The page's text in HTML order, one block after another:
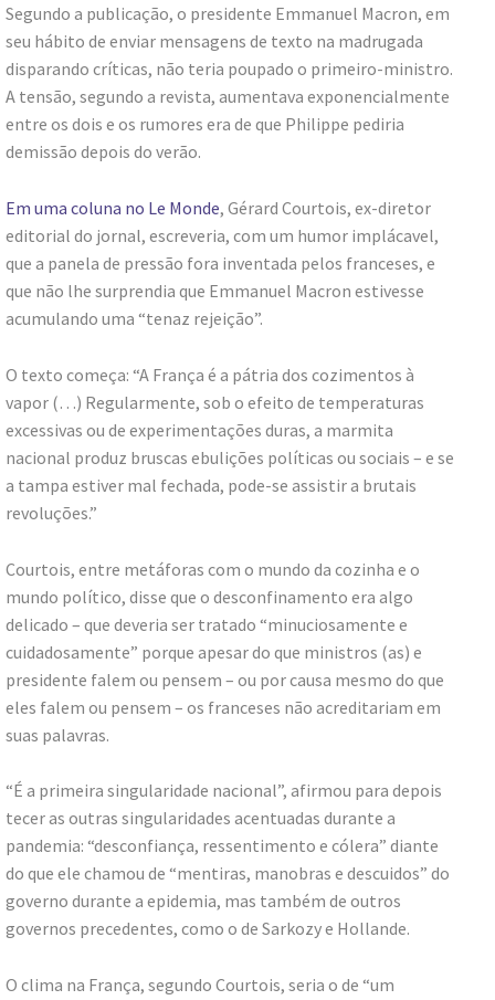
Segundo a publicação, o presidente Emmanuel Macron, em
seu hábito de enviar mensagens de texto na madrugada
disparando críticas, não teria poupado o primeiro-ministro.
A tensão, segundo a revista, aumentava exponencialmente
entre os dois e os rumores era de que Philippe pediria
demissão depois do verão.
Em uma coluna no Le Monde, Gérard Courtois, ex-diretor
editorial do jornal, escreveria, com um humor implácavel,
que a panela de pressão fora inventada pelos franceses, e
que não lhe surprendia que Emmanuel Macron estivesse
acumulando uma “tenaz rejeição”.
O texto começa: “A França é a pátria dos cozimentos à
vapor (…) Regularmente, sob o efeito de temperaturas
excessivas ou de experimentações duras, a marmita
nacional produz bruscas ebulições políticas ou sociais – e se
a tampa estiver mal fechada, pode-se assistir a brutais
revoluções.”
Courtois, entre metáforas com o mundo da cozinha e o
mundo político, disse que o desconfinamento era algo
delicado – que deveria ser tratado “minuciosamente e
cuidadosamente” porque apesar do que ministros (as) e
presidente falem ou pensem – ou por causa mesmo do que
eles falem ou pensem – os franceses não acreditariam em
suas palavras.
“É a primeira singularidade nacional”, afirmou para depois
tecer as outras singularidades acentuadas durante a
pandemia: “desconfiança, ressentimento e cólera” diante
do que ele chamou de “mentiras, manobras e descuidos” do
governo durante a epidemia, mas também de outros
governos precedentes, como o de Sarkozy e Hollande.
O clima na França, segundo Courtois, seria o de “um